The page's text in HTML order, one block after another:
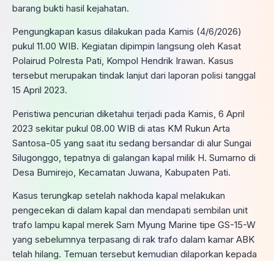
barang bukti hasil kejahatan.
Pengungkapan kasus dilakukan pada Kamis (4/6/2026)
pukul 11.00 WIB. Kegiatan dipimpin langsung oleh Kasat
Polairud Polresta Pati, Kompol Hendrik Irawan. Kasus
tersebut merupakan tindak lanjut dari laporan polisi tanggal
15 April 2023.
Peristiwa pencurian diketahui terjadi pada Kamis, 6 April
2023 sekitar pukul 08.00 WIB di atas KM Rukun Arta
Santosa-05 yang saat itu sedang bersandar di alur Sungai
Silugonggo, tepatnya di galangan kapal milik H. Sumarno di
Desa Bumirejo, Kecamatan Juwana, Kabupaten Pati.
Kasus terungkap setelah nakhoda kapal melakukan
pengecekan di dalam kapal dan mendapati sembilan unit
trafo lampu kapal merek Sam Myung Marine tipe GS-15-W
yang sebelumnya terpasang di rak trafo dalam kamar ABK
telah hilang. Temuan tersebut kemudian dilaporkan kepada